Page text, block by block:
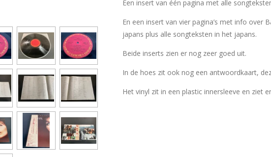
Een insert van één pagina met alle
En een insert van vier pagina’s met info over
japans plus alle songteksten in het japans.
Beide inserts zien er nog zeer goed uit.
In de hoes zit ook nog een antwoordkaart,
Het vinyl zit in een plastic innersleeve en ziet